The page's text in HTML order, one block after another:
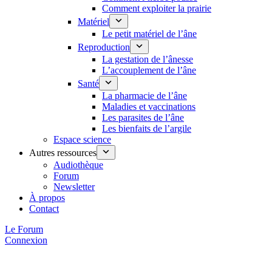
Comment exploiter la prairie
Matériel
Le petit matériel de l’âne
Reproduction
La gestation de l’ânesse
L’accouplement de l’âne
Santé
La pharmacie de l’âne
Maladies et vaccinations
Les parasites de l’âne
Les bienfaits de l’argile
Espace science
Autres ressources
Audiothèque
Forum
Newsletter
À propos
Contact
Le Forum
Connexion